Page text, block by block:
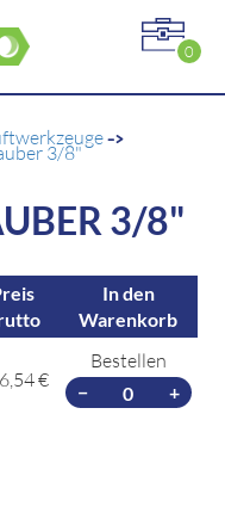
0
->
3/8"
3/8"
In den
Warenkorb
€
Bestellen
− +